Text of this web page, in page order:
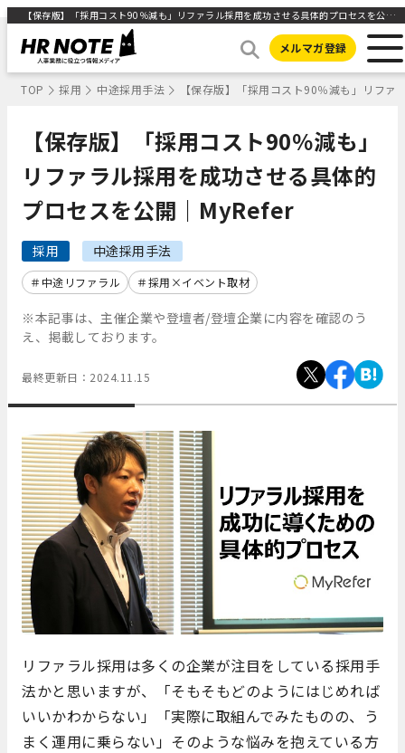
【保存版】「採用コスト90％減も」リファラル採用を成功させる具体的プロセスを公開｜MyRefer ｜HR NOTE
メルマガ登録
TOP 採用 中途採用手法 【保存版】「採用コスト90％減も」リフ
【保存版】「採用コスト90％減も」
リファラル採用を成功させる具体的
プロセスを公開｜MyRefer
採用 中途採用手法
中途リファラル 採用×イベント取材
※本記事は、主催企業や登壇者/登壇企業に内容を確認のう
え、掲載しております。
最終更新日： 2024.11.15
リファラル採用は多くの企業が注目をしている採用手
法かと思いますが、「そもそもどのようにはじめれば
いいかわからない」「実際に取組んでみたものの、う
まく運用に乗らない」そのような悩みを抱えている方